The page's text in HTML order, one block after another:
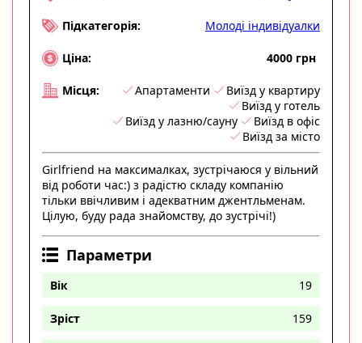
Підкатегорія: Молоді індивідуалки
Ціна: 4000 грн
Місця: Апартаменти
Виїзд у квартиру
Виїзд у готель
Виїзд у лазню/сауну
Виїзд в офіс
Виїзд за місто
Girlfriend на максималках, зустрічаюся у вільний
від роботи час:) з радістю складу компанію
тільки ввічливим і адекватним джентльменам.
Цілую, буду рада знайомству, до зустрічі!)
Параметри
Вік 19
Зріст 159